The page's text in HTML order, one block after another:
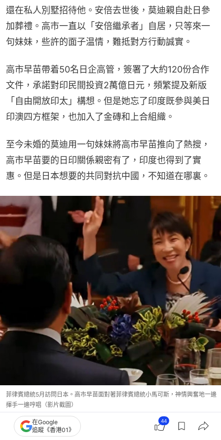
還在私人別墅招待他。安倍去世後，莫迪親自赴日參
加葬禮。高市一直以「安倍繼承者」自居，只等來一
句妹妹，些許的面子温情，難抵對方行動誠實。
高市早苗帶着50名日企高管，簽署了大約120份合作
文件，承諾對印民間投資2萬億日元，頻繁提及新版
「自由開放印太」構想。但是她忘了印度既參與美日
印澳四方框架，也加入了金磚和上合組織。
至今未婚的莫迪用一句妹妹將高市早苗推向了熱搜，
高市早苗要的日印關係親密有了，印度也得到了實
惠。但是日本想要的共同對抗中國，不知道在哪裏。
菲律賓總統5月訪問日本。高市早苗面對著菲律賓總統小馬可斯，神情興奮地一邊
揮手一邊哼唱（影片截圖）
人們可以看到，近來印度和中國的高層互動頻繁、簽
在Google
追蹤《香港01》
44